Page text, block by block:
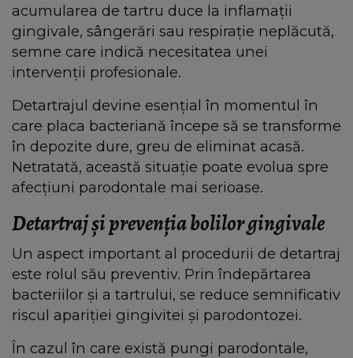
acumularea de tartru duce la inflamații
gingivale, sângerări sau respirație neplăcută,
semne care indică necesitatea unei
intervenții profesionale.
Detartrajul devine esențial în momentul în
care placa bacteriană începe să se transforme
în depozite dure, greu de eliminat acasă.
Netratată, această situație poate evolua spre
afecțiuni parodontale mai serioase.
Detartraj și prevenția bolilor gingivale
Un aspect important al procedurii de detartraj
este rolul său preventiv. Prin îndepărtarea
bacteriilor și a tartrului, se reduce semnificativ
riscul apariției gingivitei și parodontozei.
În cazul în care există pungi parodontale,